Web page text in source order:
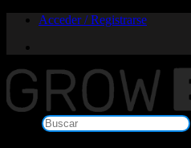
Saltar
contenido
Acceder / Registrarse